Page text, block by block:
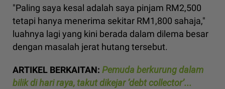
"Paling saya kesal adalah saya pinjam RM2,500
tetapi hanya menerima sekitar RM1,800 sahaja,"
luahnya lagi yang kini berada dalam dilema besar
dengan masalah jerat hutang tersebut.
ARTIKEL BERKAITAN: Pemuda berkurung dalam
bilik di hari raya, takut dikejar ‘debt collector’...